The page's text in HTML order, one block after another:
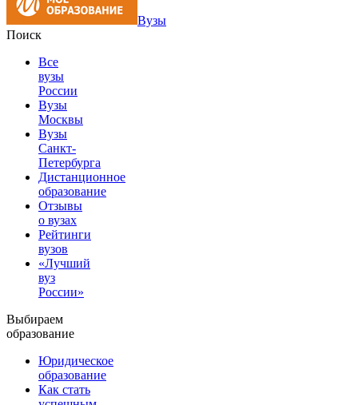
Вузы
Поиск
Все
вузы
России
Вузы
Москвы
Вузы
Санкт-
Петербурга
Дистанционное
образование
Отзывы
о вузах
Рейтинги
вузов
«Лучший
вуз
России»
Выбираем
образование
Юридическое
образование
Как стать